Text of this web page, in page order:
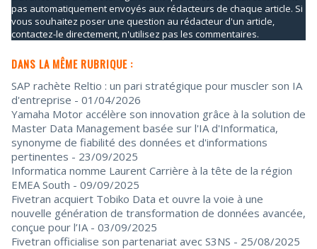
pas automatiquement envoyés aux rédacteurs de chaque article. Si
vous souhaitez poser une question au rédacteur d'un article,
contactez-le directement, n'utilisez pas les commentaires.
DANS LA MÊME RUBRIQUE :
SAP rachète Reltio : un pari stratégique pour muscler son IA
d'entreprise - 01/04/2026
Yamaha Motor accélère son innovation grâce à la solution de
Master Data Management basée sur l'IA d'Informatica,
synonyme de fiabilité des données et d'informations
pertinentes - 23/09/2025
Informatica nomme Laurent Carrière à la tête de la région
EMEA South - 09/09/2025
Fivetran acquiert Tobiko Data et ouvre la voie à une
nouvelle génération de transformation de données avancée,
conçue pour l’IA - 03/09/2025
Fivetran officialise son partenariat avec S3NS - 25/08/2025